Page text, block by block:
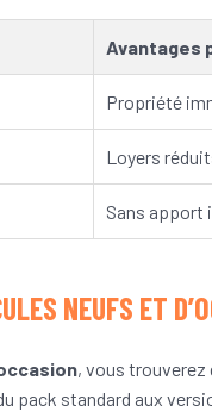
Avantages
Propriété
Loyers
Sans apport
NEUFS ET
, vous trouverez
pack standard aux